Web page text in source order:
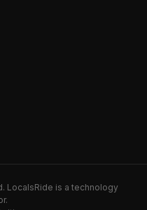
LocalsRide is a technology